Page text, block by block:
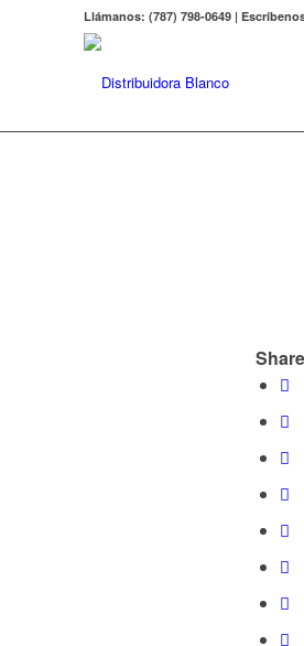
Llámanos: (787) 798-0649 |